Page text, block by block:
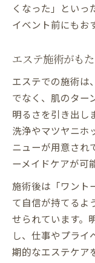
くなった」といっ
イベント前にもお
エステ施術がも
エステでの施術は
でなく、肌のター
明るさを引き出し
洗浄やマツヤニホ
ニューが用意され
ーメイドケアが可
施術後は「ワント
て自信が持てるよ
せられています。
し、仕事やプライ
期的なエステケア